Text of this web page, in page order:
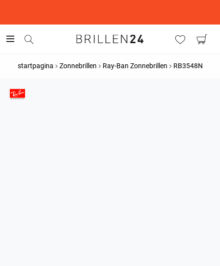
startpagina Zonnebrillen Ray-Ban Zonnebrillen RB3548N